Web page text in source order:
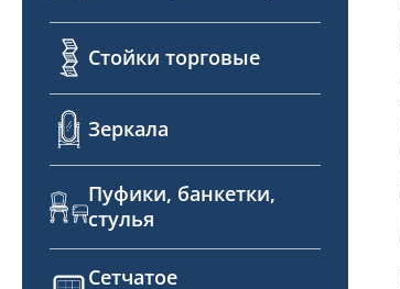
Стойки торговые
Зеркала
Пуфики, банкетки,
стулья
Сетчатое